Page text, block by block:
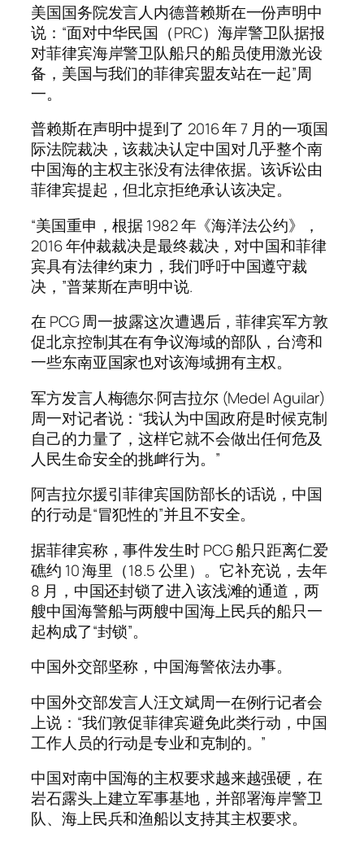
美国国务院发言人内德普赖斯在一份声明中
说：“面对中华民国（PRC）海岸警卫队据报
对菲律宾海岸警卫队船只的船员使用激光设
备，美国与我们的菲律宾盟友站在一起”周
一。
普赖斯在声明中提到了 2016 年 7 月的一项国
际法院裁决，该裁决认定中国对几乎整个南
中国海的主权主张没有法律依据。该诉讼由
菲律宾提起，但北京拒绝承认该决定。
“美国重申，根据 1982 年《海洋法公约》，
2016 年仲裁裁决是最终裁决，对中国和菲律
宾具有法律约束力，我们呼吁中国遵守裁
决，”普莱斯在声明中说.
在 PCG 周一披露这次遭遇后，菲律宾军方敦
促北京控制其在有争议海域的部队，台湾和
一些东南亚国家也对该海域拥有主权。
军方发言人梅德尔·阿吉拉尔 (Medel Aguilar)
周一对记者说：“我认为中国政府是时候克制
自己的力量了，这样它就不会做出任何危及
人民生命安全的挑衅行为。”
阿吉拉尔援引菲律宾国防部长的话说，中国
的行动是“冒犯性的”并且不安全。
据菲律宾称，事件发生时 PCG 船只距离仁爱
礁约 10 海里（18.5 公里）。它补充说，去年
8 月，中国还封锁了进入该浅滩的通道，两
艘中国海警船与两艘中国海上民兵的船只一
起构成了“封锁”。
中国外交部坚称，中国海警依法办事。
中国外交部发言人汪文斌周一在例行记者会
上说：“我们敦促菲律宾避免此类行动，中国
工作人员的行动是专业和克制的。”
中国对南中国海的主权要求越来越强硬，在
岩石露头上建立军事基地，并部署海岸警卫
队、海上民兵和渔船以支持其主权要求。